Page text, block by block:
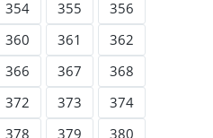
354 355
356
360 361
362
366 367
368
372 373
374
378 379 380